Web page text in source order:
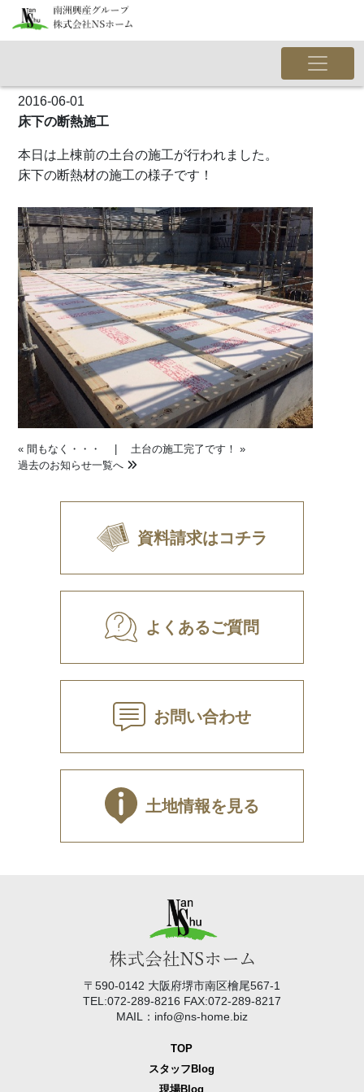
2016-06-01
床下の断熱施工
本日は上棟前の土台の施工が行われました。
床下の断熱材の施工の様子です！
«間もなく・・・ | 土台の施工完了です！ »
過去のお知らせ一覧へ
資料請求はコチラ
よくあるご質問
お問い合わせ
土地情報を見る
〒590-0142 大阪府堺市南区檜尾567-1
TEL:072-289-8216 FAX:072-289-8217
MAIL：info@ns-home.biz
TOP
スタッフBlog
現場Blog